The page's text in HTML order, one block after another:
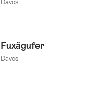
Davos
Fuxägufer
Davos